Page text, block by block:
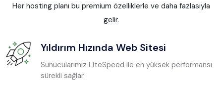
Her hosting planı bu premium özelliklerle ve daha fazlasıyla
gelir.
Yıldırım Hızında Web Sitesi
Sunucularımız LiteSpeed ile en yüksek performansı
sürekli sağlar.